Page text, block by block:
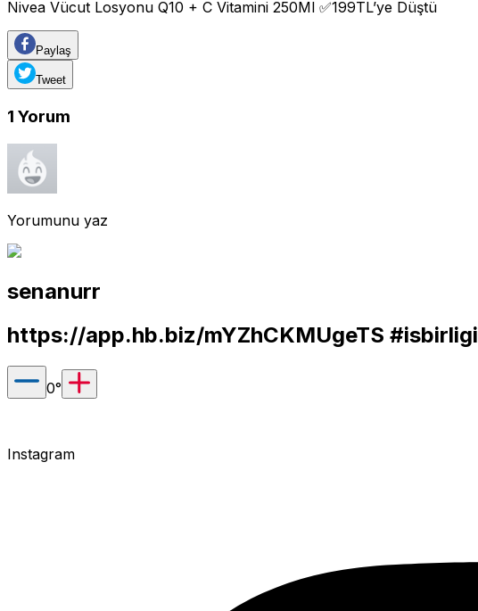
Nivea Vücut Losyonu Q10 + C Vitamini 250Ml ✅199TL’ye Düştü
Paylaş
Tweet
1 Yorum
Yorumunu yaz
senanurr
https://app.hb.biz/mYZhCKMUgeTS #isbirligi
0°
Instagram